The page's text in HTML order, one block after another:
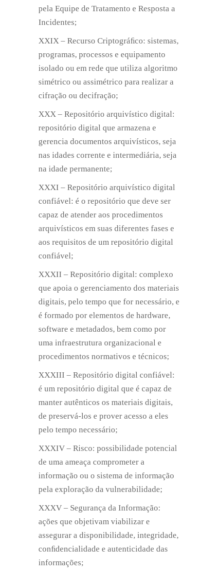
pela Equipe de Tratamento e Resposta a
Incidentes;
XXIX – Recurso Criptográﬁco: sistemas,
programas, processos e equipamento
isolado ou em rede que utiliza algoritmo
simétrico ou assimétrico para realizar a
cifração ou decifração;
XXX – Repositório arquivístico digital:
repositório digital que armazena e
gerencia documentos arquivísticos, seja
nas idades corrente e intermediária, seja
na idade permanente;
XXXI – Repositório arquivístico digital
confiável: é o repositório que deve ser
capaz de atender aos procedimentos
arquivísticos em suas diferentes fases e
aos requisitos de um repositório digital
confiável;
XXXII – Repositório digital: complexo
que apoia o gerenciamento dos materiais
digitais, pelo tempo que for necessário, e
é formado por elementos de hardware,
software e metadados, bem como por
uma infraestrutura organizacional e
procedimentos normativos e técnicos;
XXXIII – Repositório digital confiável:
é um repositório digital que é capaz de
manter autênticos os materiais digitais,
de preservá-los e prover acesso a eles
pelo tempo necessário;
XXXIV – Risco: possibilidade potencial
de uma ameaça comprometer a
informação ou o sistema de informação
pela exploração da vulnerabilidade;
XXXV – Segurança da Informação:
ações que objetivam viabilizar e
assegurar a disponibilidade, integridade,
conﬁdencialidade e autenticidade das
informações;